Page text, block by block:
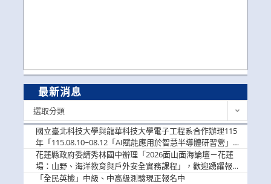
最新消息
選取分類
國立臺北科技大學與龍華科技大學電子工程系合作辦理115
年「115.08.10~08.12「AI賦能應用於智慧半導體研習營」，
歡迎學生踴躍報名參加
花蓮縣政府委請秀林國中辦理「2026面山面海論壇－花蓮
場：山野、海洋教育與戶外安全實務課程」，歡迎踴躍報名
參加
「全民英檢」中級、中高級測驗現正報名中